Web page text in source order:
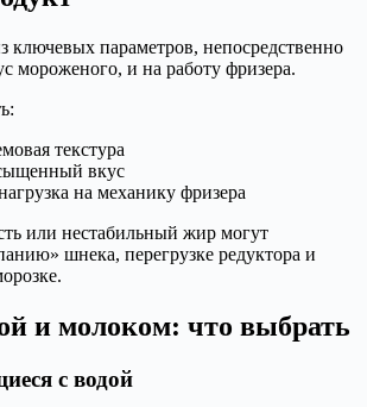
ключевых параметров, непосредственно
мороженого, и на работу фризера.
текстура
вкус
на механику фризера
или нестабильный жир могут
шнека, перегрузке редуктора и
и молоком: что выбрать
с водой